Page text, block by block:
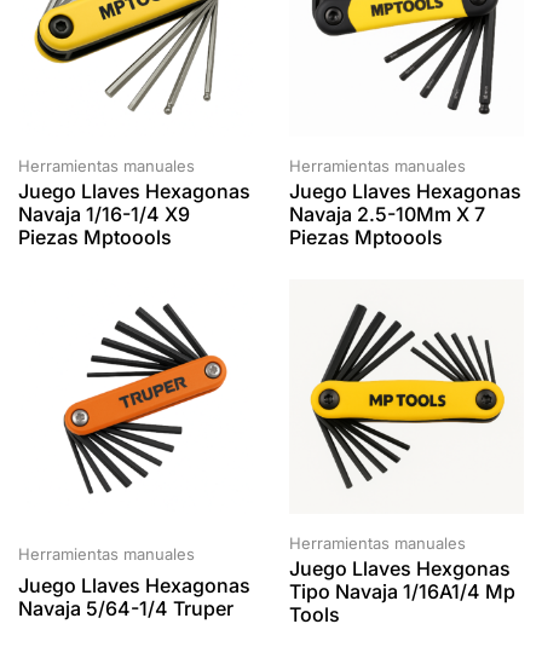
Herramientas manuales
Juego Llaves Hexagonas
Navaja 1/16-1/4 X9
Piezas Mptoools
Herramientas manuales
Juego Llaves Hexagonas
Navaja 2.5-10Mm X 7
Piezas Mptoools
Herramientas manuales
Juego Llaves Hexagonas
Navaja 5/64-1/4 Truper
Herramientas manuales
Juego Llaves Hexgonas
Tipo Navaja 1/16A1/4 Mp
Tools